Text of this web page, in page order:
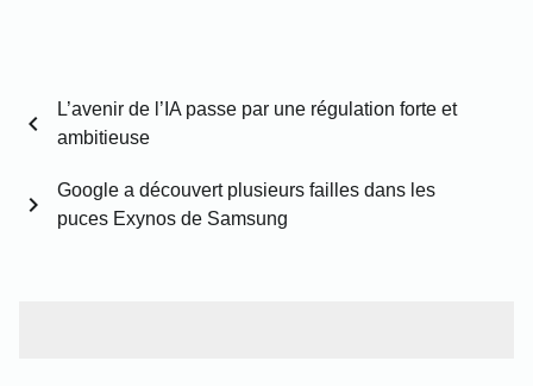
chevron_left
L’avenir de l’IA passe par une régulation forte et
ambitieuse
Google a découvert plusieurs failles dans les
puces Exynos de Samsung
chevron_right